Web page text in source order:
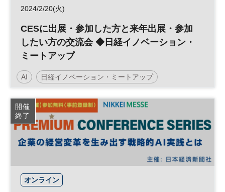
2024/2/20(火)
CESに出展・参加した方と来年出展・参加
したい方の交流会 ◆日経イノベーション・
ミートアップ
AI 日経イノベーション・ミートアップ
テクノロジー CES スタートアップ
マーケティング グローバル デジタル
平日夜開催
開催
終了
オンライン